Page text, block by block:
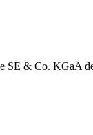
SE & Co. KGaA